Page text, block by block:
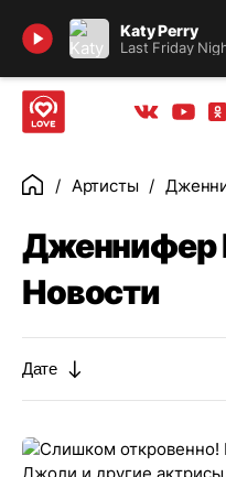
Katy Perry
Last Friday
Найти
Вконтакте
Youtube
ГлавнаяАртисты
Дженнифер
Новости
Дате